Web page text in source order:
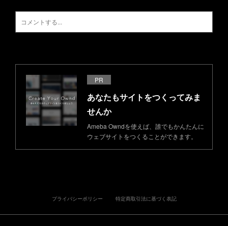
PR
あなたもサイトをつくってみま
せんか
Ameba Owndを使えば、誰でもかんたんに
ウェブサイトをつくることができます。
プライバシーポリシー 特定商取引法に基づく表記